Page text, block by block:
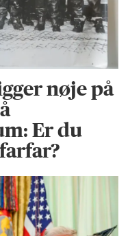
nøje på
Er du